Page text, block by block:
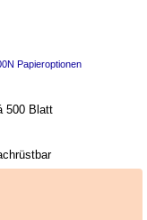
500 Blatt